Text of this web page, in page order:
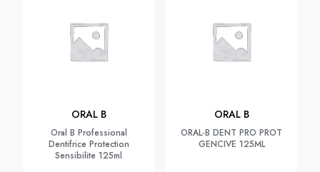
ORAL B
Oral B Professional
Dentifrice Protection
Sensibilite 125ml
ORAL B
ORAL-B DENT PRO PROT
GENCIVE 125ML